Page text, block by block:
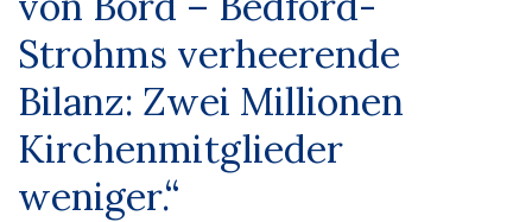
Strohms verheerende
Bilanz: Zwei Millionen
Kirchenmitglieder
weniger.“